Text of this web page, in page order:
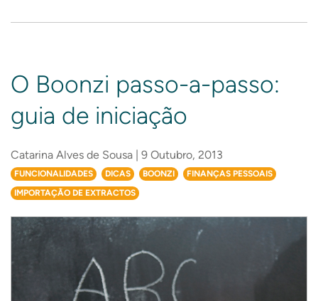
O Boonzi passo-a-passo:
guia de iniciação
Catarina Alves de Sousa | 9 Outubro, 2013
FUNCIONALIDADES DICAS BOONZI
FINANÇAS PESSOAIS
IMPORTAÇÃO DE EXTRACTOS